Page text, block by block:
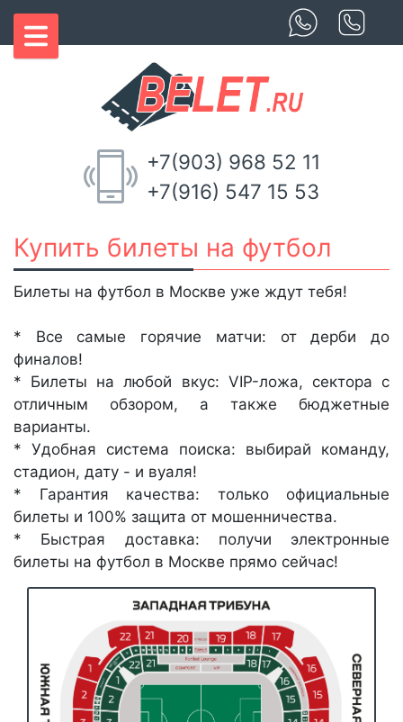
+7(903) 968 52 11
+7(916) 547 15 53
Купить билеты на футбол
Билеты на футбол в Москве уже ждут тебя!
* Все самые горячие матчи: от дерби до
финалов!
* Билеты на любой вкус: VIP-ложа, сектора с
отличным обзором, а также бюджетные
варианты.
* Удобная система поиска: выбирай команду,
стадион, дату - и вуаля!
* Гарантия качества: только официальные
билеты и 100% защита от мошенничества.
* Быстрая доставка: получи электронные
билеты на футбол в Москве прямо сейчас!